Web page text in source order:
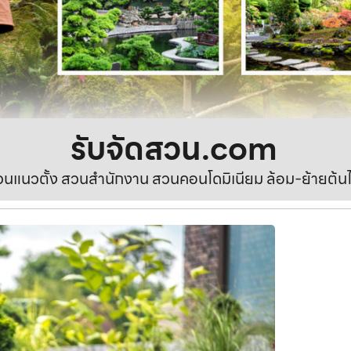
รับจัดสวน.com
แนวตั้ง สวนสำนักงาน สวนคอนโดมิเนียม ล้อม-ย้ายต้น